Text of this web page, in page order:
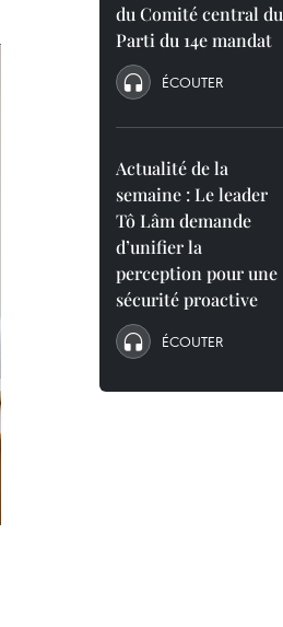
du Comité central du
Parti du 14e mandat
ÉCOUTER
Actualité de la
semaine : Le leader
Tô Lâm demande
d’unifier la
perception pour une
sécurité proactive
ÉCOUTER